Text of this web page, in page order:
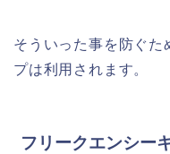
そういった事を防ぐた
プは利用されます。
フリークエンシー